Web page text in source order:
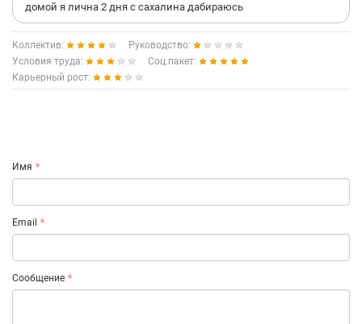
домой я лична 2 дня с сахалина дабираюсь
Коллектив:
Руководство:
Условия труда:
Соц.пакет:
Карьерный рост:
Имя
Email
Сообщение